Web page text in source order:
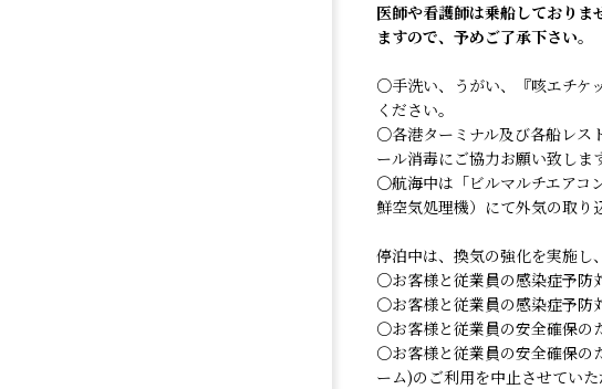
医師や看護師は乗船しており
ますので、予めご了承下さい。
○手洗い、うがい、『咳エチケ
ください。
○各港ターミナル及び各船レス
ール消毒にご協力お願い致しま
〇航海中は「ビルマルチエアコ
鮮空気処理機）にて外気の取り
停泊中は、換気の強化を実施し
○お客様と従業員の感染症予防
〇お客様と従業員の感染症予防
〇お客様と従業員の安全確保の
〇お客様と従業員の安全確保
ーム)のご利用を中止させていた